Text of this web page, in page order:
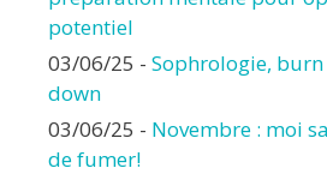
potentiel
03/06/25 - Sophrologie,
down
03/06/25 - Novembre : moi
de fumer!